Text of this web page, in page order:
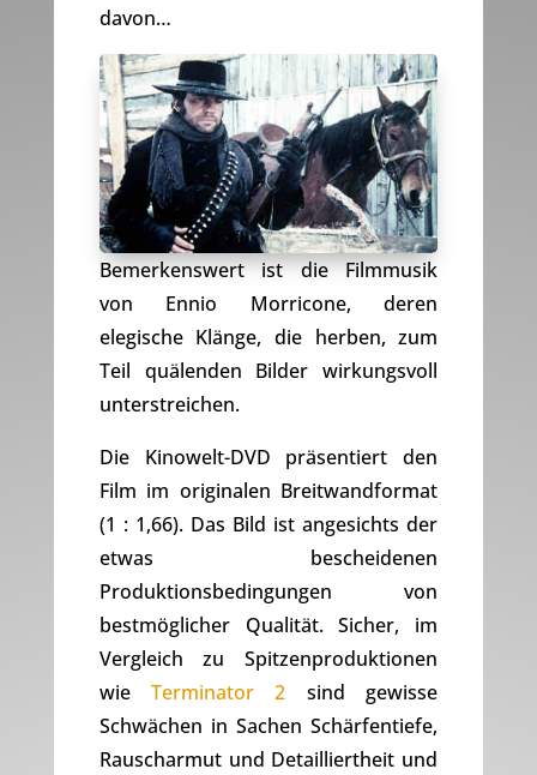
davon…
Bemerkenswert ist die Filmmusik
von Ennio Morricone, deren
elegische Klänge, die herben, zum
Teil quälenden Bilder wirkungsvoll
unterstreichen.
Die Kinowelt-DVD präsentiert den
Film im originalen Breitwandformat
(1 : 1,66). Das Bild ist angesichts der
etwas bescheidenen
Produktionsbedingungen von
bestmöglicher Qualität. Sicher, im
Vergleich zu Spitzenproduktionen
wieTerminator 2 sind gewisse
Schwächen in Sachen Schärfentiefe,
Rauscharmut und Detailliertheit und